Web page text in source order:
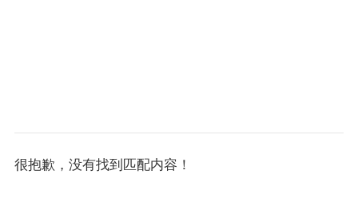
很抱歉，没有找到匹配内容！